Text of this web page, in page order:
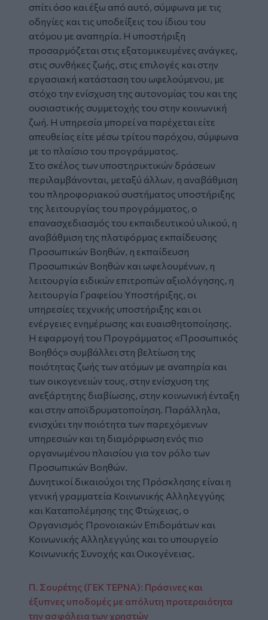
σπίτι όσο και έξω από αυτό, σύμφωνα με τις
οδηγίες και τις υποδείξεις του ίδιου του
ατόμου με αναπηρία. Η υποστήριξη
προσαρμόζεται στις εξατομικευμένες ανάγκες,
στις συνθήκες ζωής, στις επιλογές και στην
εργασιακή κατάσταση του ωφελούμενου, με
στόχο την ενίσχυση της αυτονομίας του και της
ουσιαστικής συμμετοχής του στην κοινωνική
ζωή. Η υπηρεσία μπορεί να παρέχεται είτε
απευθείας είτε μέσω τρίτου παρόχου, σύμφωνα
με το πλαίσιο του προγράμματος.
Στο σκέλος των υποστηρικτικών δράσεων
περιλαμβάνονται, μεταξύ άλλων, η αναβάθμιση
του πληροφοριακού συστήματος υποστήριξης
της λειτουργίας του προγράμματος, ο
επανασχεδιασμός του εκπαιδευτικού υλικού, η
αναβάθμιση της πλατφόρμας εκπαίδευσης
Προσωπικών Βοηθών, η εκπαίδευση
Προσωπικών Βοηθών και ωφελουμένων, η
λειτουργία ειδικών επιτροπών αξιολόγησης, η
λειτουργία Γραφείου Υποστήριξης, οι
υπηρεσίες τεχνικής υποστήριξης και οι
ενέργειες ενημέρωσης και ευαισθητοποίησης.
Η εφαρμογή του Προγράμματος «Προσωπικός
Βοηθός» συμβάλλει στη βελτίωση της
ποιότητας ζωής των ατόμων με αναπηρία και
των οικογενειών τους, στην ενίσχυση της
ανεξάρτητης διαβίωσης, στην κοινωνική ένταξη
και στην αποϊδρυματοποίηση. Παράλληλα,
ενισχύει την ποιότητα των παρεχόμενων
υπηρεσιών και τη διαμόρφωση ενός πιο
οργανωμένου πλαισίου για τον ρόλο των
Προσωπικών Βοηθών.
Δυνητικοί δικαιούχοι της Πρόσκλησης είναι η
γενική γραμματεία Κοινωνικής Αλληλεγγύης
και Καταπολέμησης της Φτώχειας, ο
Οργανισμός Προνοιακών Επιδομάτων και
Κοινωνικής Αλληλεγγύης και το υπουργείο
Κοινωνικής Συνοχής και Οικογένειας.
Π. Σουρέτης (ΓΕΚ ΤΕΡΝΑ): Πράσινες και
έξυπνες υποδομές με απόλυτη προτεραιότητα
την ασφάλεια των χρηστών